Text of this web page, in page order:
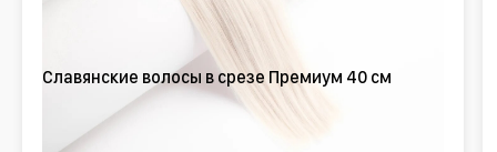
Славянские волосы в срезе Премиум 40 см